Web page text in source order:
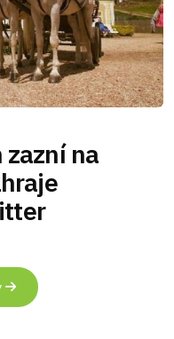
zazní na